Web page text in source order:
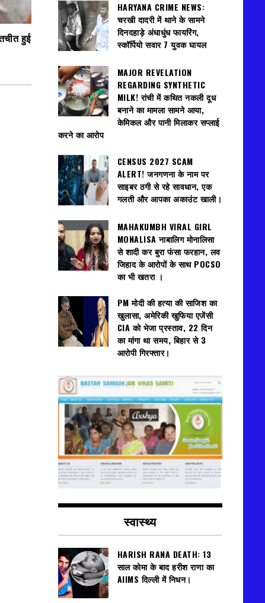
हुई
HARYANA CRIME NEWS:
चरखी दादरी में थाने के सामने
दिनदहाड़े अंधाधुंध फायरिंग,
स्कॉर्पियो सवार 7 युवक घायल
MAJOR REVELATION
REGARDING SYNTHETIC
MILK! रांची में कथित नकली दूध
बनाने का मामला सामने आया,
केमिकल और पानी मिलाकर सप्लाई
करने का आरोप
CENSUS 2027 SCAM
ALERT! जनगणना के नाम पर
साइबर ठगी से रहे सावधान, एक
गलती और आपका अकाउंट खाली।
MAHAKUMBH VIRAL GIRL
MONALISA नाबालिग मोनालिसा
से शादी कर बुरा फंसा फरहान, लव
जिहाद के आरोपों के साथ POCSO
का भी खतरा ।
PM मोदी की हत्या की साजिश का
खुलासा, अमेरिकी खुफिया एजेंसी
CIA को भेजा प्रस्ताव, 22 दिन
का मांगा था समय, बिहार से 3
आरोपी गिरफ्तार।
स्वास्थ्य
HARISH RANA DEATH: 13
साल कोमा के बाद हरीश राणा का
AIIMS दिल्ली में निधन।